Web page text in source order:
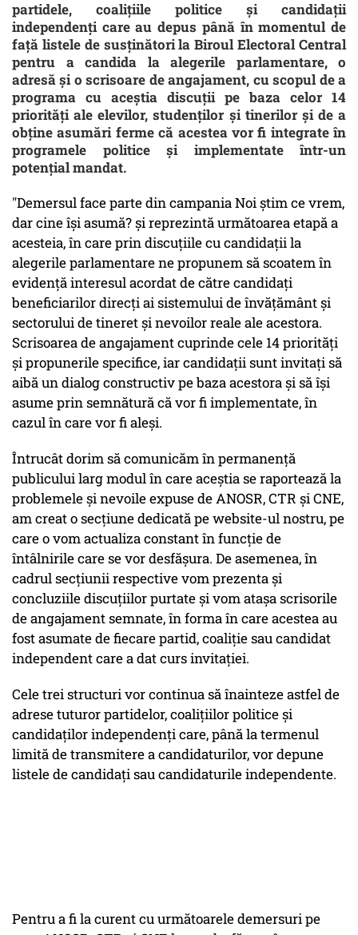
partidele, coalițiile politice și candidații
independenți care au depus până în momentul de
față listele de susținători la Biroul Electoral Central
pentru a candida la alegerile parlamentare, o
adresă și o scrisoare de angajament, cu scopul de a
programa cu aceștia discuții pe baza celor 14
priorități ale elevilor, studenților și tinerilor și de a
obține asumări ferme că acestea vor fi integrate în
programele politice și implementate într-un
potențial mandat.
"Demersul face parte din campaniaNoi știm ce vrem,
dar cine își asumă?și reprezintă următoarea etapă a
acesteia, în care prin discuțiile cu candidații la
alegerile parlamentare ne propunem să scoatem în
evidență interesul acordat de către candidați
beneficiarilor direcți ai sistemului de învățământ și
sectorului de tineret și nevoilor reale ale acestora.
Scrisoarea de angajament cuprinde cele 14 priorități
și propunerile specifice, iar candidații sunt invitați să
aibă un dialog constructiv pe baza acestora și să își
asume prin semnătură că vor fi implementate, în
cazul în care vor fi aleși.
Întrucât dorim să comunicăm în permanență
publicului larg modul în care aceștia se raportează la
problemele și nevoile expuse de ANOSR, CTR și CNE,
am creat o secțiune dedicată pe website-ul nostru, pe
care o vom actualiza constant în funcție de
întâlnirile care se vor desfășura. De asemenea, în
cadrul secțiunii respective vom prezenta și
concluziile discuțiilor purtate și vom atașa scrisorile
de angajament semnate, în forma în care acestea au
fost asumate de fiecare partid, coaliție sau candidat
independent care a dat curs invitației.
Cele trei structuri vor continua să înainteze astfel de
adrese tuturor partidelor, coalițiilor politice și
candidaților independenți care, până la termenul
limită de transmitere a candidaturilor, vor depune
listele de candidați sau candidaturile independente.
Pentru a fi la curent cu următoarele demersuri pe